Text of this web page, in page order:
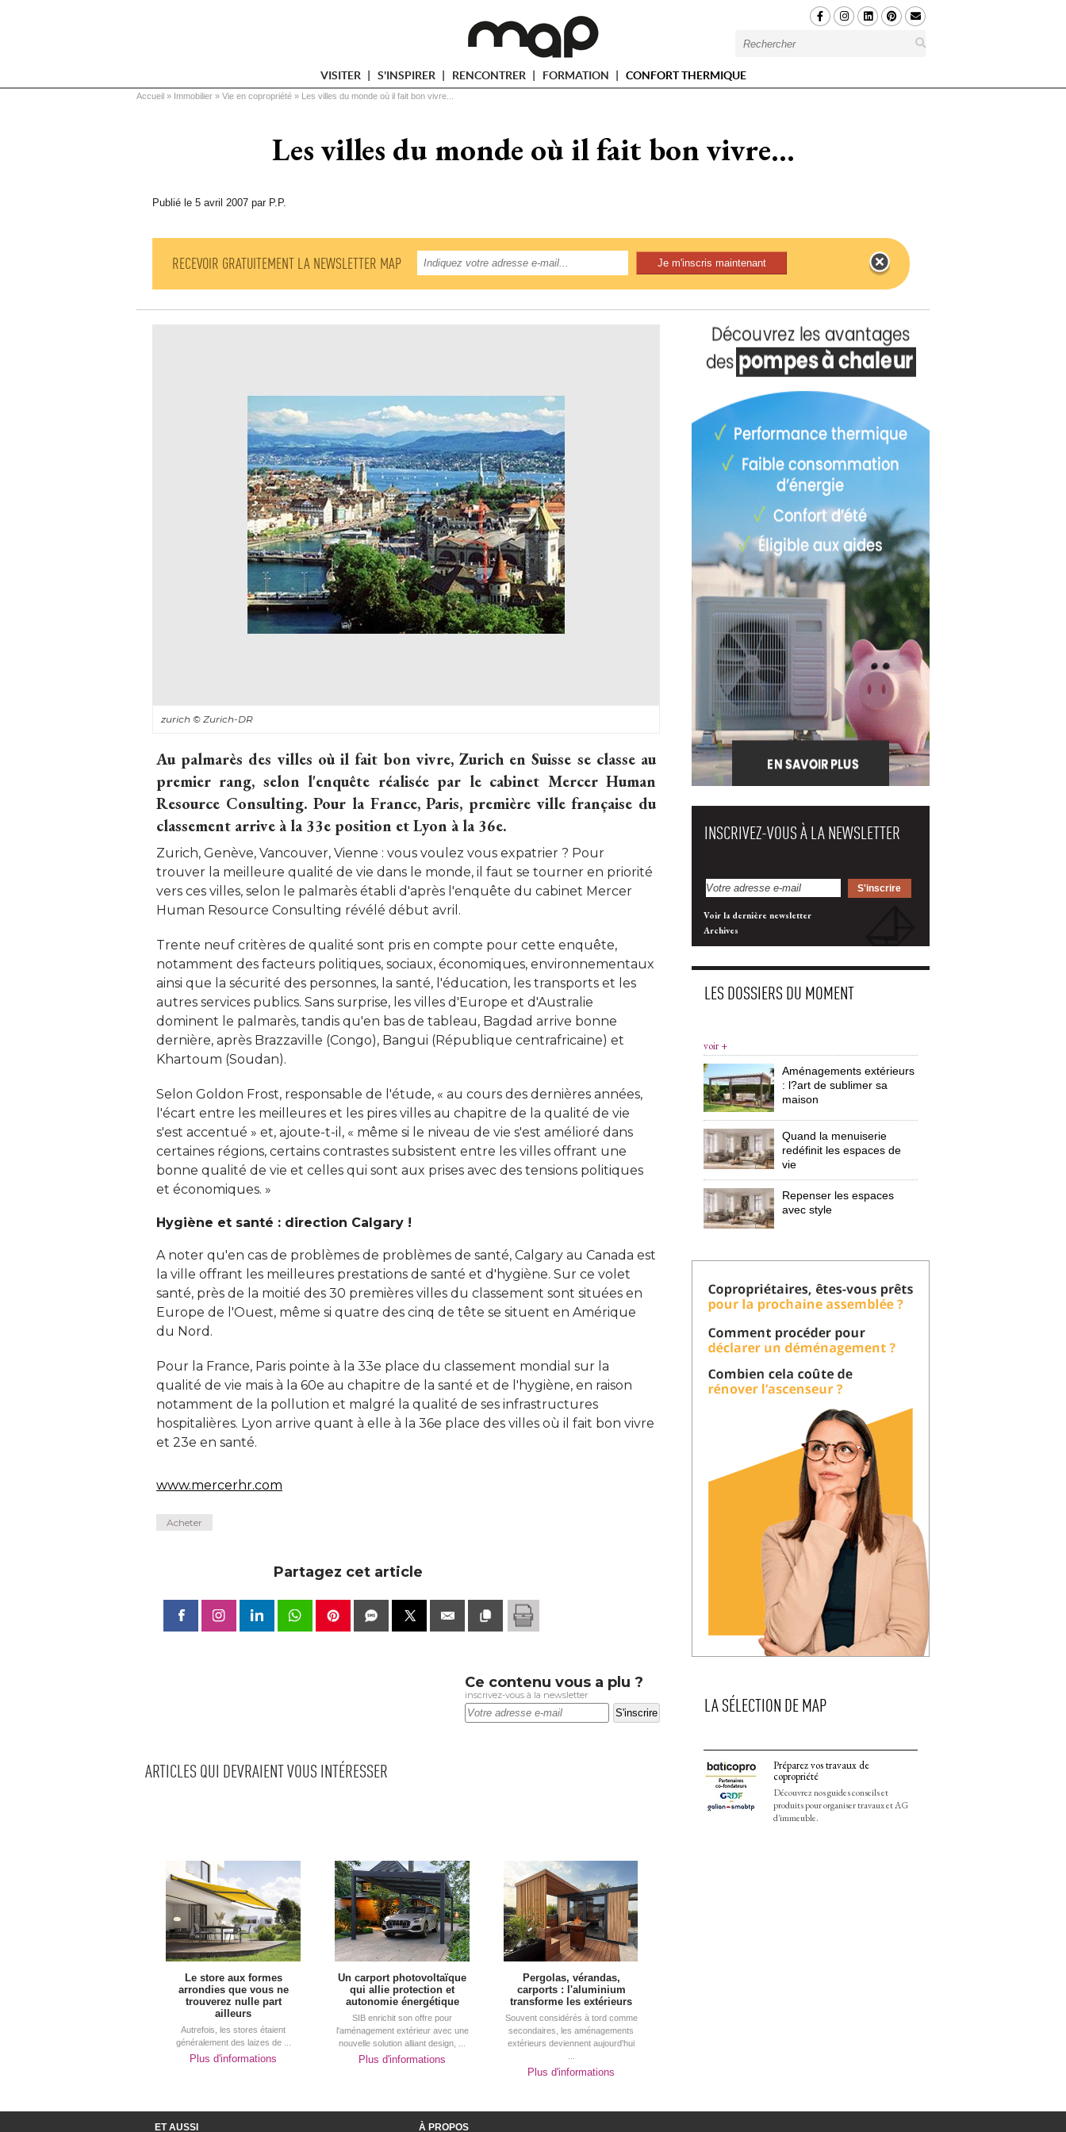
VISITER S'INSPIRER RENCONTRER FORMATION CONFORT THERMIQUE
Vous êtes ici
Accueil » Immobilier » Vie en copropriété » Les villes du monde où il fait bon vivre...
Les villes du monde où il fait bon vivre...
Publié le 5 avril 2007 par P.P.
RECEVOIR GRATUITEMENT LA NEWSLETTER MAP
zurich© Zurich-DR
Au palmarès des villes où il fait bon vivre, Zurich en Suisse se classe au
premier rang, selon l'enquête réalisée par le cabinet Mercer Human
Resource Consulting. Pour la France, Paris, première ville française du
classement arrive à la 33e position et Lyon à la 36e.
Zurich, Genève, Vancouver, Vienne : vous voulez vous expatrier ? Pour
trouver la meilleure qualité de vie dans le monde, il faut se tourner en priorité
vers ces villes, selon le palmarès établi d'après l'enquête du cabinet Mercer
Human Resource Consulting révélé début avril.
Trente neuf critères de qualité sont pris en compte pour cette enquête,
notamment des facteurs politiques, sociaux, économiques, environnementaux
ainsi que la sécurité des personnes, la santé, l'éducation, les transports et les
autres services publics. Sans surprise, les villes d'Europe et d'Australie
dominent le palmarès, tandis qu'en bas de tableau, Bagdad arrive bonne
dernière, après Brazzaville (Congo), Bangui (République centrafricaine) et
Khartoum (Soudan).
Selon Goldon Frost, responsable de l'étude, « au cours des dernières années,
l'écart entre les meilleures et les pires villes au chapitre de la qualité de vie
s'est accentué » et, ajoute-t-il, « même si le niveau de vie s'est amélioré dans
certaines régions, certains contrastes subsistent entre les villes offrant une
bonne qualité de vie et celles qui sont aux prises avec des tensions politiques
et économiques. »
Hygiène et santé : direction Calgary !
A noter qu'en cas de problèmes de problèmes de santé, Calgary au Canada est
la ville offrant les meilleures prestations de santé et d'hygiène. Sur ce volet
santé, près de la moitié des 30 premières villes du classement sont situées en
Europe de l'Ouest, même si quatre des cinq de tête se situent en Amérique
du Nord.
Pour la France, Paris pointe à la 33e place du classement mondial sur la
qualité de vie mais à la 60e au chapitre de la santé et de l'hygiène, en raison
notamment de la pollution et malgré la qualité de ses infrastructures
hospitalières. Lyon arrive quant à elle à la 36e place des villes où il fait bon vivre
et 23e en santé.
www.mercerhr.com
Acheter
Partagez cet article
Ce contenu vous a plu ?
inscrivez-vous à la newsletter
ARTICLES QUI DEVRAIENT VOUS INTÉRESSER
Le store aux formes
arrondies que vous ne
trouverez nulle part
ailleurs
Autrefois, les stores étaient
généralement des laizes de ...
Plus d'informations
Un carport photovoltaïque
qui allie protection et
autonomie énergétique
SIB enrichit son offre pour
l'aménagement extérieur avec une
nouvelle solution alliant design, ...
Plus d'informations
Pergolas, vérandas,
carports : l'aluminium
transforme les extérieurs
Souvent considérés à tord comme
secondaires, les aménagements
extérieurs deviennent aujourd'hui
Plus d'informations
INSCRIVEZ-VOUS À LA NEWSLETTER
Voir la dernière newsletter
Archives
LES DOSSIERS DU MOMENT
voir +
Aménagements extérieurs
: l?art de sublimer sa
maison
Quand la menuiserie
redéfinit les espaces de
vie
Repenser les espaces
avec style
LA SÉLECTION DE MAP
Préparez vos travaux de
copropriété
Découvrez nos guides conseils et
produits pour organiser travaux et AG
d'immeuble.
ET AUSSI À PROPOS